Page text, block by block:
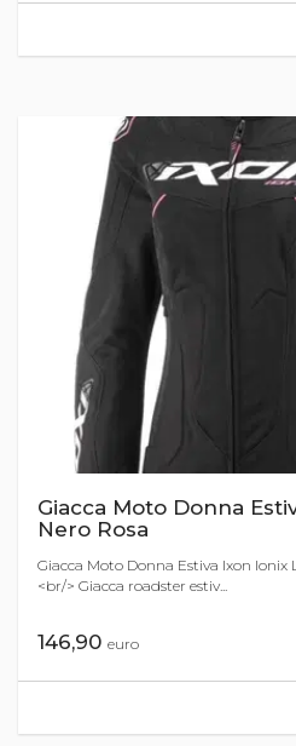
Giacca Moto Donna
Nero Rosa
Giacca Moto Donna Estiva Ixon Ionix
<br/> Giacca roadster estiv...
146,90 euro